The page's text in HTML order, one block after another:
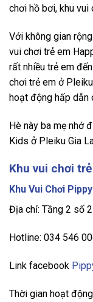
chơi hồ bơi, khu vui
Với không gian
vui chơi trẻ em
rất nhiều trẻ em
chơi trẻ em ở
hoạt động hấp dẫn
Hè này ba mẹ nhớ
Kids ở Pleiku Gia
Khu vui chơi
Khu Vui Chơi
Địa chỉ: Tầng 2 số
Hotline: 034 546
Link facebook
Thời gian hoạt